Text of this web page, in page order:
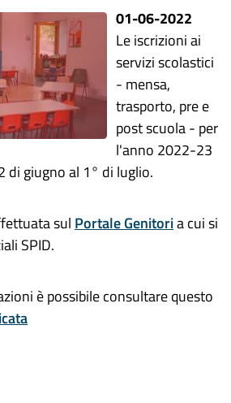
01-06-2022
Le iscrizioni ai
servizi scolastici
- mensa,
trasporto, pre e
post scuola - per
l'anno 2022-23
di giugno al 1° di luglio.
sul Portale Genitoria cui si
SPID.
è possibile consultare questo